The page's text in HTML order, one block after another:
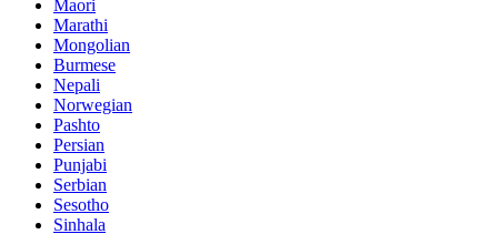
Maori
Marathi
Mongolian
Burmese
Nepali
Norwegian
Pashto
Persian
Punjabi
Serbian
Sesotho
Sinhala